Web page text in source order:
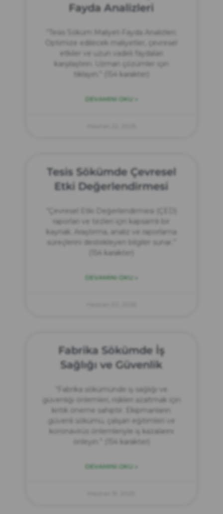
Fayda Analizleri
“Tesis Söküm Maliyet-Fayda Analizleri:
Optimize edilecek maliyetler, çevresel
etkiler ve uzun vadeli faydaları
karşılaştırın. Uzman çözümler için
tıklayın.” (154 karakter)
DEVAMINI OKU »
Tesis Sökümde Çevresel
Etki Değerlendirmesi
“Çevresel Etki Değerlendirmesi (ÇED)
raporları ve tezleri için kapsamlı bir
kaynak. Araştırma, analiz ve raporlama
süreçlerini destekleyen bilgiler sunar.”
(154 karakter)
DEVAMINI OKU »
Fabrika Sökümde İş
Sağlığı ve Güvenlik
“Fabrika sökümünde iş sağlığı ve
güvenliği önlemleri, riskleri azaltmak için
kritik öneme sahiptir. Ekipmanların
güvenli sökümü, çalışan eğitimleri ve
koronavirüs önlemleriyle iş kazalarını
önleyin.” (154 karakter)
DEVAMINI OKU »